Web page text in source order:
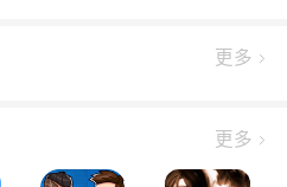
更多
更多